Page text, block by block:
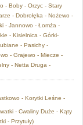
- Boby - Orzyc - Stary
- Dobrołęka - Nożewo -
- Jannowo - Łomża -
- Kisielnica - Górki-
- Pasichy -
- Grajewo - Miecze -
- Netta Druga -
- Korytki Leśne -
- Cwaliny Duże - Kąty
- Przytuły)